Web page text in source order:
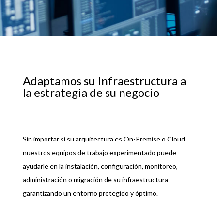
Adaptamos su Infraestructura a
la estrategia de su negocio
Sin importar si su arquitectura es On-Premise o Cloud
nuestros equipos de trabajo experimentado puede
ayudarle en la instalación, configuración, monitoreo,
administración o migración de su infraestructura
garantizando un entorno protegido y óptimo.